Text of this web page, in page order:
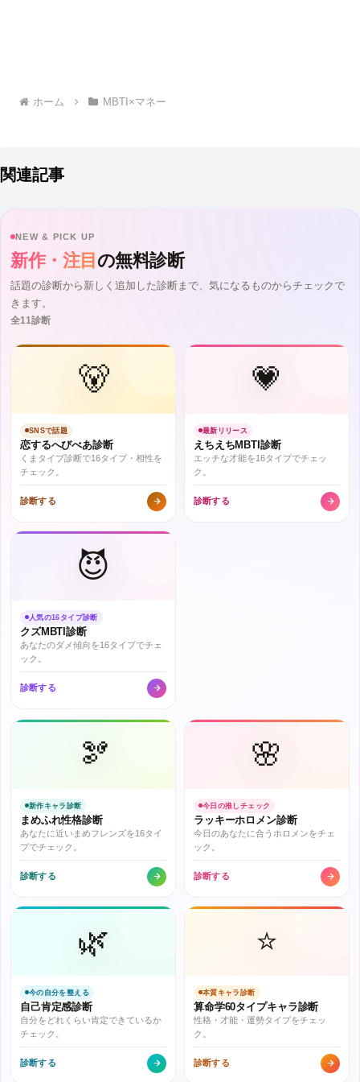
ホーム MBTI×マネー
関連記事
NEW & PICK UP
新作・注目 の無料診断
話題の診断から新しく追加した診断まで、気になるものからチェックで
きます。
全11診断
🐻
SNSで話題
恋するへびべあ診断
くまタイプ診断で16タイプ・相性を
チェック。
診断する
💗
最新リリース
えちえちMBTI診断
エッチな才能を16タイプでチェッ
ク。
診断する
😈
人気の16タイプ診断
クズMBTI診断
あなたのダメ傾向を16タイプでチェ
ック。
診断する
🫘
新作キャラ診断
まめふれ性格診断
あなたに近いまめフレンズを16タイ
プでチェック。
診断する
🌸
今日の推しチェック
ラッキーホロメン診断
今日のあなたに合うホロメンをチェ
ック。
診断する
🌿
今の自分を整える
自己肯定感診断
自分をどれくらい肯定できているか
チェック。
診断する
⭐
本質キャラ診断
算命学60タイプキャラ診断
性格・才能・運勢タイプをチェッ
ク。
診断する